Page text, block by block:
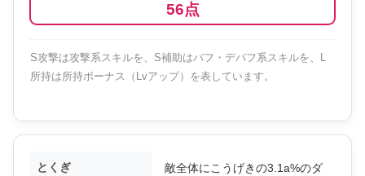
56点
S攻撃は攻撃系スキルを、S補助はバフ・デバフ系スキルを、L
所持は所持ボーナス（Lvアップ）を表しています。
とくぎ 敵全体にこうげきの3.1a%のダ